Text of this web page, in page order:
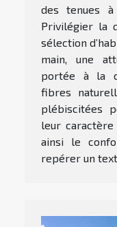
des tenues
Privilégier la
sélection
main, une
portée à la
fibres
plébiscitées
leur caractère
ainsi le
repérer un